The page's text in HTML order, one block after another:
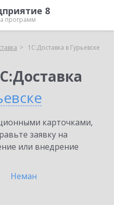
8
программ
1С:Доставка в Гурьевске
карточками,
заявку на
или внедрение
Неман